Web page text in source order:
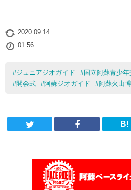
2020.09.14
01:56
#ジュニアジオガイド #国立阿蘇青少年
#開会式 #阿蘇ジオガイド #阿蘇火山
B!